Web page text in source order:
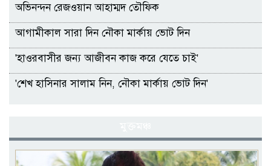
অভিনন্দন রেজওয়ান আহাম্মদ তৌফিক
আগামীকাল সারা দিন নৌকা মার্কায় ভোট দিন
'হাওরবাসীর জন্য আজীবন কাজ করে যেতে চাই'
'শেখ হাসিনার সালাম নিন, নৌকা মার্কায় ভোট দিন'